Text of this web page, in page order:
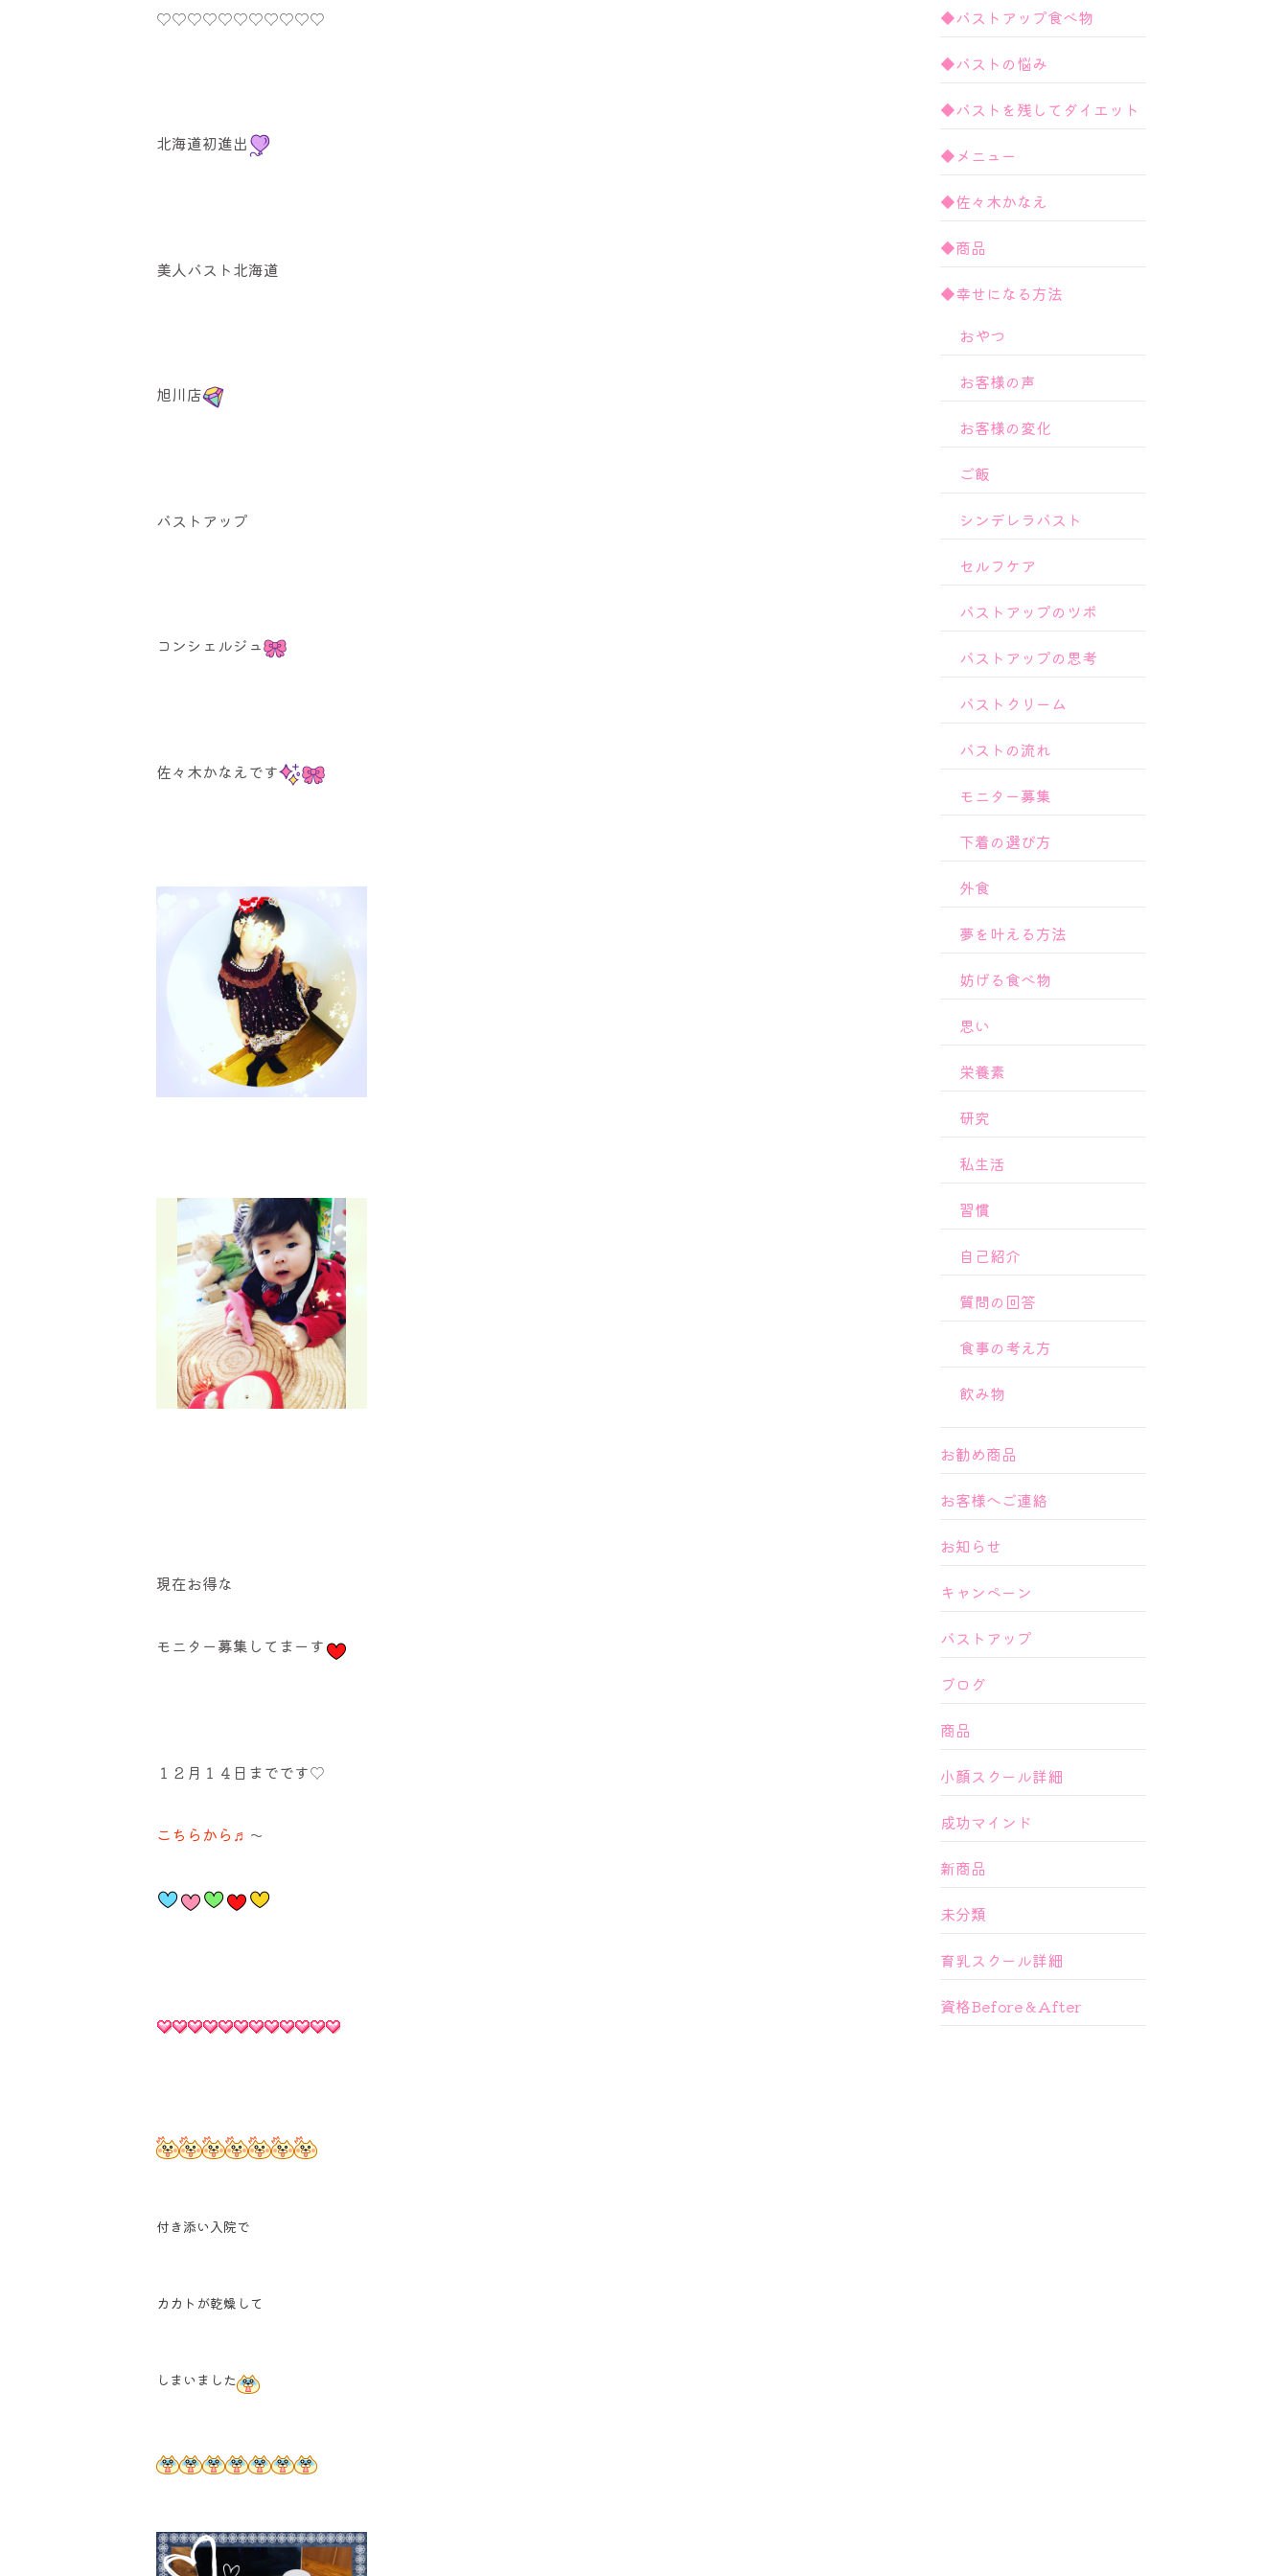
♡♡♡♡♡♡♡♡♡♡♡
北海道初進出
美人バスト北海道
旭川店
バストアップ
コンシェルジュ
佐々木かなえです
現在お得な
モニター募集してまーす
１２月１４日までです♡
こちらから♬ 〜
付き添い入院で
カカトが乾燥して
しまいました
◆バストアップ食べ物
◆バストの悩み
◆バストを残してダイエット
◆メニュー
◆佐々木かなえ
◆商品
◆幸せになる方法
おやつ
お客様の声
お客様の変化
ご飯
シンデレラバスト
セルフケア
バストアップのツボ
バストアップの思考
バストクリーム
バストの流れ
モニター募集
下着の選び方
外食
夢を叶える方法
妨げる食べ物
思い
栄養素
研究
私生活
習慣
自己紹介
質問の回答
食事の考え方
飲み物
お勧め商品
お客様へご連絡
お知らせ
キャンペーン
バストアップ
ブログ
商品
小顔スクール詳細
成功マインド
新商品
未分類
育乳スクール詳細
資格Before＆After